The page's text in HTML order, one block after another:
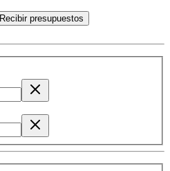
Recibir presupuestos